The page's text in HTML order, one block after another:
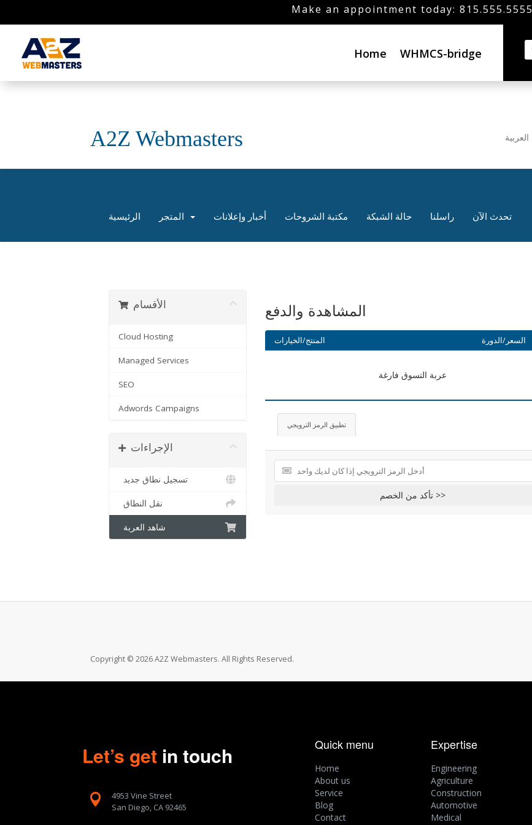
Make an appointment today: 815.555.5555
Home WHMCS-bridge
A2Z Webmasters
الرئيسية أخبار وإعلانات مكتبة الشروحات حالة الشبكة راسلنا تحدث الآن
المشاهدة والدفع الأقسام
Cloud Hosting
Managed Services
SEO
Adwords Campaigns
الإجراءات
تسجيل نطاق جديد
نقل النطاق
شاهد العربة
المنتج/الخيارات السعر/الدورة
عربة التسوق فارغة
تطبيق الرمز الترويجي
تأكد من الخصم >>
Copyright © 2026 A2Z Webmasters. All Rights Reserved.
Let’s get in touch

4953 Vine Street
San Diego, CA 92465
Quick menu
Home
About us
Service
Blog
Contact
Expertise
Engineering
Agriculture
Construction
Automotive
Medical